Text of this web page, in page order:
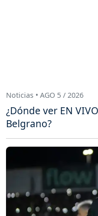
Noticias • AGO 5 / 2026
¿Dónde ver EN
Belgrano?